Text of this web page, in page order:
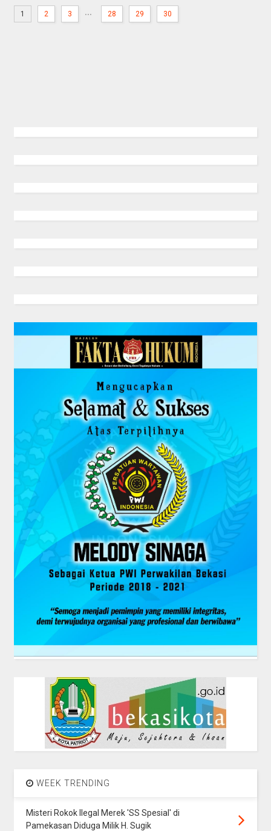
1 2 3 ... 28 29 30
WEEK TRENDING
Misteri Rokok Ilegal Merek 'SS Spesial' di
Pamekasan Diduga Milik H. Sugik